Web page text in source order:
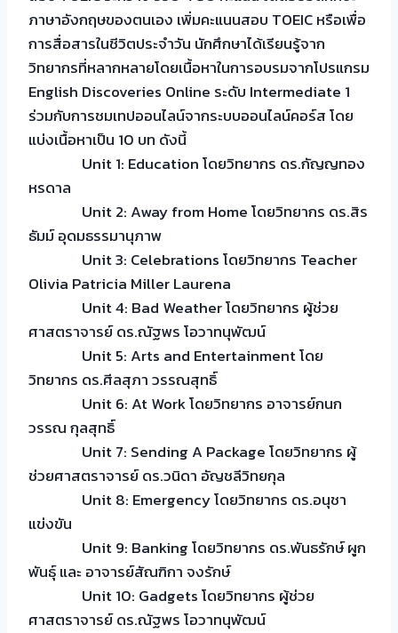
ภาษาอังกฤษของตนเอง เพิ่มคะแนนสอบ TOEIC หรือเพื่อ
การสื่อสารในชีวิตประจำวัน นักศึกษาได้เรียนรู้จาก
วิทยากรที่หลากหลายโดยเนื้อหาในการอบรมจากโปรแกรม
English Discoveries Online ระดับ Intermediate 1
ร่วมกับการชมเทปออนไลน์จากระบบออนไลน์คอร์ส โดย
แบ่งเนื้อหาเป็น 10 บท ดังนี้
Unit 1: Education โดยวิทยากร ดร.กัญญทอง
หรดาล
Unit 2: Away from Home โดยวิทยากร ดร.สิร
ธัมม์ อุดมธรรมานุภาพ
Unit 3: Celebrations โดยวิทยากร Teacher
Olivia Patricia Miller Laurena
Unit 4: Bad Weather โดยวิทยากร ผู้ช่วย
ศาสตราจารย์ ดร.ณัฐพร โอวาทนุพัฒน์
Unit 5: Arts and Entertainment โดย
วิทยากร ดร.ศีลสุภา วรรณสุทธิ์
Unit 6: At Work โดยวิทยากร อาจารย์กนก
วรรณ กุลสุทธิ์
Unit 7: Sending A Package โดยวิทยากร ผู้
ช่วยศาสตราจารย์ ดร.วนิดา อัญชลีวิทยกุล
Unit 8: Emergency โดยวิทยากร ดร.อนุชา
แข่งขัน
Unit 9: Banking โดยวิทยากร ดร.พันธรักษ์ ผูก
พันธุ์ และ อาจารย์สัณฑิกา จงรักษ์
Unit 10: Gadgets โดยวิทยากร ผู้ช่วย
ศาสตราจารย์ ดร.ณัฐพร โอวาทนุพัฒน์